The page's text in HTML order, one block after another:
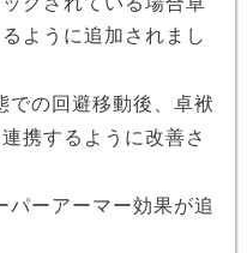
ように追加されまし
での回避移動後、卓袱
携するように改善さ
ーアーマー効果が追